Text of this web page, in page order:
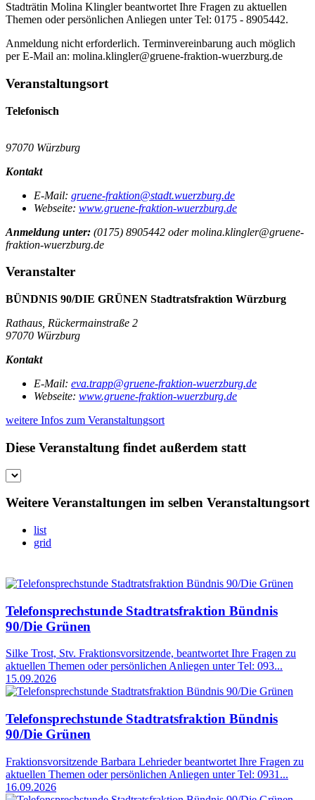
Stadträtin Molina Klingler beantwortet Ihre Fragen zu aktuellen
Themen oder persönlichen Anliegen unter Tel: 0175 - 8905442.
Anmeldung nicht erforderlich. Terminvereinbarung auch möglich
per E-Mail an: molina.klingler@gruene-fraktion-wuerzburg.de
Veranstaltungsort
Telefonisch
97070 Würzburg
Kontakt
E-Mail: gruene-fraktion@stadt.wuerzburg.de
Webseite: www.gruene-fraktion-wuerzburg.de
Anmeldung unter: (0175) 8905442 oder molina.klingler@gruene-
fraktion-wuerzburg.de
Veranstalter
BÜNDNIS 90/DIE GRÜNEN Stadtratsfraktion Würzburg
Rathaus, Rückermainstraße 2
97070 Würzburg
Kontakt
E-Mail: eva.trapp@gruene-fraktion-wuerzburg.de
Webseite: www.gruene-fraktion-wuerzburg.de
weitere Infos zum Veranstaltungsort
Diese Veranstaltung findet außerdem statt
Weitere Veranstaltungen im selben Veranstaltungsort
list
grid
Telefonsprechstunde Stadtratsfraktion Bündnis
90/Die Grünen
Silke Trost, Stv. Fraktionsvorsitzende, beantwortet Ihre Fragen zu
aktuellen Themen oder persönlichen Anliegen unter Tel: 093...
15.09.2026
Telefonsprechstunde Stadtratsfraktion Bündnis
90/Die Grünen
Fraktionsvorsitzende Barbara Lehrieder beantwortet Ihre Fragen zu
aktuellen Themen oder persönlichen Anliegen unter Tel: 0931...
16.09.2026